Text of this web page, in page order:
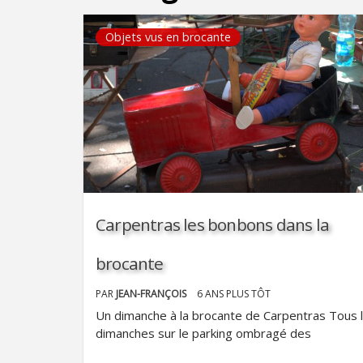
Objets vus en brocante
Carpentras les bonbons dans la
brocante
PAR JEAN-FRANÇOIS 6 ANS PLUS TÔT
Un dimanche à la brocante de Carpentras Tous
dimanches sur le parking ombragé des